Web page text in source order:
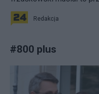
Redakcja
#800 plus